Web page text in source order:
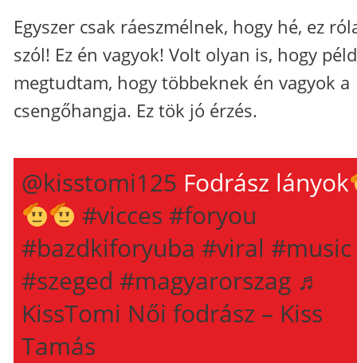
Egyszer csak ráeszmélnek, hogy hé, ez
szól! Ez én vagyok! Volt olyan is, hogy
megtudtam, hogy többeknek én vagyok a
csengőhangja. Ez tök jó érzés.
@kisstomi125 Fodrász lányok
#vicces #foryou
#bazdkiforyuba #viral #music
#szeged #magyarorszag ♬
KissTomi Női fodrász – Kiss
Tamás